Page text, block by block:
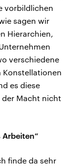
vorbildlichen
sagen wir
Hierarchien,
verschiedene
Konstellationen
es diese
Macht nicht
finde da sehr